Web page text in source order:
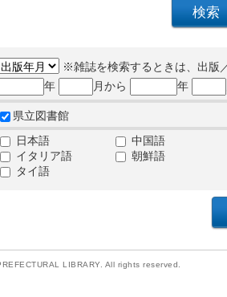
※雑誌を検索するときは、出版
年
月から 年
県立図書館
日本語
中国語
イタリア語
朝鮮語
タイ語
LIBRARY. All rights reserved.